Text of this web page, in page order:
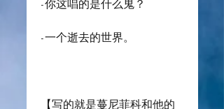
-你这唱的是什么鬼？
-一个逝去的世界。
【写的就是蔓尼菲科和他的